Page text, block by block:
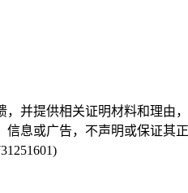
并提供相关证明材料和理由
息或广告，不声明或保证其